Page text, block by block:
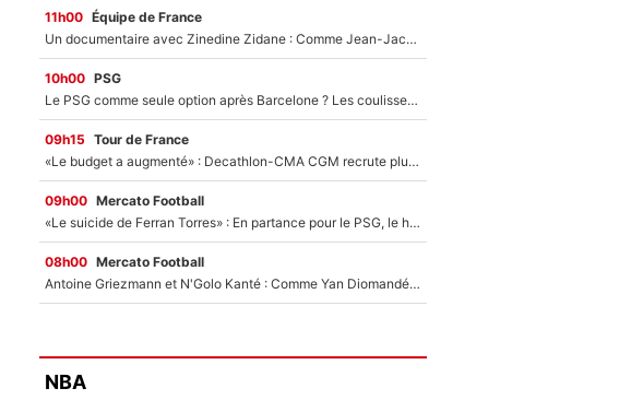
11h00 Équipe de France
Un documentaire avec Zinedine Zidane : Comme Jean-Jacques Goldman et Mylène Farmer, le nouveau sélectionneur de l'équipe de France a recalé une journaliste très connue
10h00 PSG
Le PSG comme seule option après Barcelone ? Les coulisses de la signature historique de Lionel Messi sont révélées au grand jour !
09h15 Tour de France
«Le budget a augmenté» : Decathlon-CMA CGM recrute plusieurs coureurs pour offrir à Paul Seixas une équipe pour gagner le Tour de France 2027
09h00 Mercato Football
«Le suicide de Ferran Torres» : En partance pour le PSG, le héros de la finale de la Coupe du monde s'attire les foudres de la presse espagnole !
08h00 Mercato Football
Antoine Griezmann et N'Golo Kanté : Comme Yan Diomandé, les deux champions du monde ont refusé de signer au PSG !
NBA